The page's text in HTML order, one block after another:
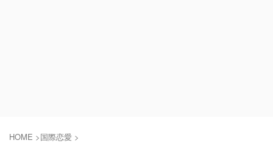
HOME >国際恋愛 >